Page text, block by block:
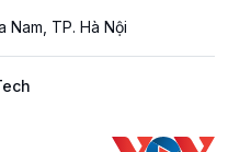
Nam, TP. Hà Nội